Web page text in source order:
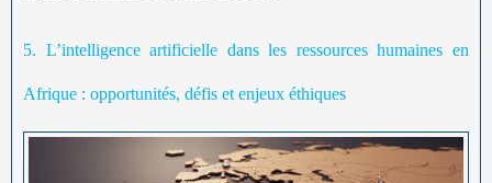
5. L’intelligence artificielle dans les ressources humaines en
Afrique : opportunités, défis et enjeux éthiques